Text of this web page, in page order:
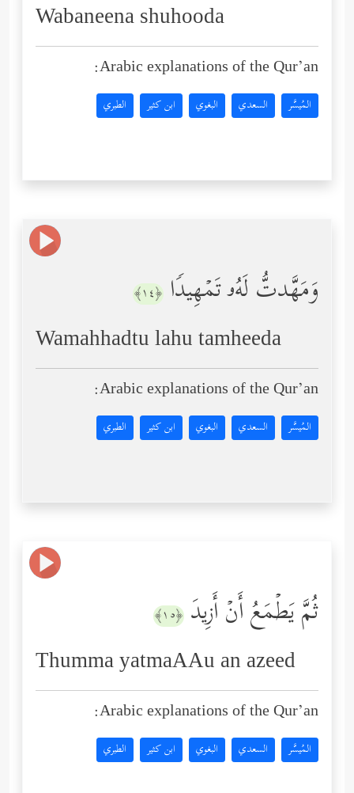
Wabaneena shuhooda
Arabic explanations of the Qur’an:
المُيسَّر السعدي البغوي ابن كثير الطبري
وَمَهَّدتُّ لَهُۥ تَمۡهِیدࣰا ﴿١٤﴾
Wamahhadtu lahu tamheeda
Arabic explanations of the Qur’an:
المُيسَّر السعدي البغوي ابن كثير الطبري
ثُمَّ یَطۡمَعُ أَنۡ أَزِیدَ ﴿١٥﴾
Thumma yatmaAAu an azeed
Arabic explanations of the Qur’an:
المُيسَّر السعدي البغوي ابن كثير الطبري